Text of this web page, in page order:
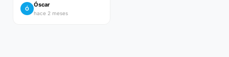
Ó
Óscar
hace 2 meses